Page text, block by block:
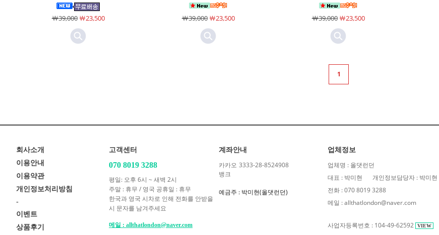
￦39,000￦23,500 ￦39,000￦23,500 ￦39,000￦23,500
1
회사소개
이용안내
이용약관
개인정보처리방침
-
이벤트
상품후기
고객센터
070 8019 3288
평일: 오후 6시 ~ 새벽 2시
주말 : 휴무 / 영국 공휴일 : 휴무
한국과 영국 시차로 인해 전화를 안받을
시 문자를 남겨주세요
메일 : allthatlondon@naver.com
계좌안내
카카오
뱅크
3333-28-8524908
예금주 : 박미현(올댓런던)
업체정보
업체명 : 올댓런던
대표 : 박미현
개인정보담당자 : 박미현
전화 : 070 8019 3288
메일 : allthatlondon@naver.com
사업자등록번호 : 104-49-62592 VIEW